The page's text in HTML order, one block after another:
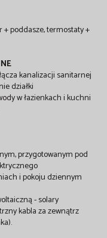
+ poddasze, termostaty +
kanalizacji sanitarnej
działki
w łazienkach i kuchni
przygotowanym pod
i pokoju dziennym
- solary
kabla za zewnątrz